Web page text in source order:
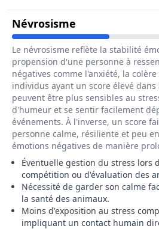
Névrosisme Pour Le
Le névrosisme reflète la stabilité
propension d'une personne à
négatives comme l'anxiété, la
individus ayant un score élevé
peuvent être plus sensibles au
d'humeur et se sentir facilement
événements. À l'inverse, un score
personne calme, résiliente et peu
émotions négatives de manière
Éventuelle gestion du stress lors
compétition ou d'évaluation des
Nécessité de garder son calme
la santé des animaux.
Moins d'exposition au stress
impliquant un contact humain